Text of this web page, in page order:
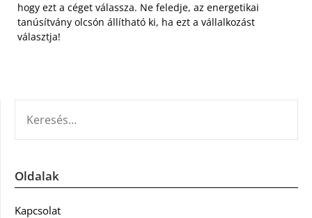
hogy ezt a céget válassza. Ne feledje, az energetikai
tanúsítvány olcsón állítható ki, ha ezt a vállalkozást
választja!
Oldalak
Kapcsolat